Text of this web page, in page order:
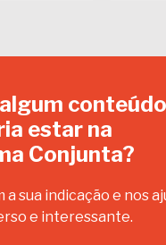
conteúdo
estar na
Conjunta?
sua indicação e nos
e interessante.